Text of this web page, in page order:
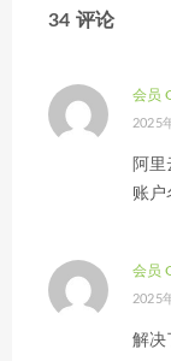
34 评论
会员
2025
阿里
账户
会员
2025
解决